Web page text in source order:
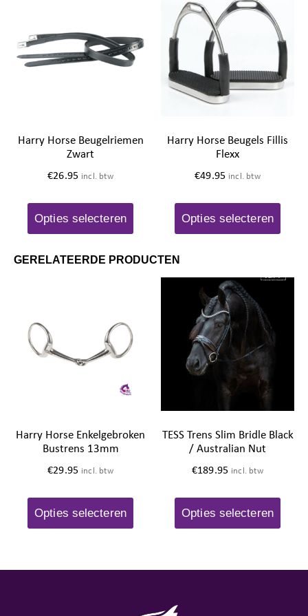
Harry Horse Beugelriemen
Zwart
€26.95 incl. btw
Opties selecteren
Harry Horse Beugels Fillis
Flexx
€49.95 incl. btw
Opties selecteren
GERELATEERDE PRODUCTEN
Harry Horse Enkelgebroken
Bustrens 13mm
€29.95 incl. btw
Opties selecteren
TESS Trens Slim Bridle Black
/ Australian Nut
€189.95 incl. btw
Opties selecteren